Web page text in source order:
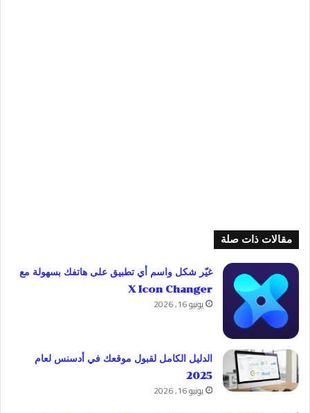
مقالات ذات صلة
غيّر شكل واسم أي تطبيق على هاتفك بسهولة مع
X Icon Changer
يونيو 16, 2026
الدليل الكامل لقبول موقعك في أدسنس لعام
2025
يونيو 16, 2026